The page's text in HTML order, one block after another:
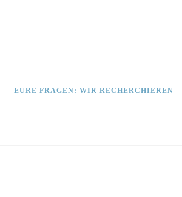
EURE FRAGEN: WIR RECHERCHIEREN